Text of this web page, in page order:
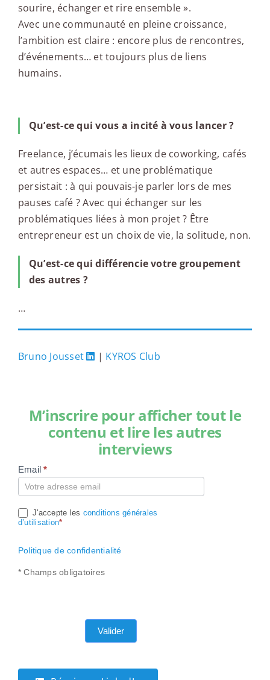
sourire, échanger et rire ensemble ».
Avec une communauté en pleine croissance,
l’ambition est claire : encore plus de rencontres,
d’événements… et toujours plus de liens
humains.
Qu’est-ce qui vous a incité à vous lancer ?
Freelance, j’écumais les lieux de coworking, cafés
et autres espaces… et une problématique
persistait : à qui pouvais-je parler lors de mes
pauses café ? Avec qui échanger sur les
problématiques liées à mon projet ? Être
entrepreneur est un choix de vie, la solitude, non.
Qu’est-ce qui différencie votre groupement
des autres ?
…
Bruno Jousset | KYROS Club
M’inscrire pour afficher tout le
contenu et lire les autres
interviews
Compte
Email*
J'accepte les conditions générales
d’utilisation*
Politique de confidentialité
* Champs obligatoires
Valider